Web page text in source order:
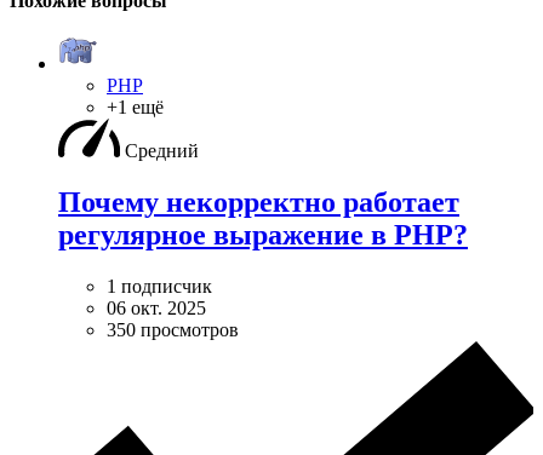
PHP
+1 ещё
Средний
Почему некорректно работает
регулярное выражение в PHP?
1 подписчик
06 окт. 2025
350 просмотров